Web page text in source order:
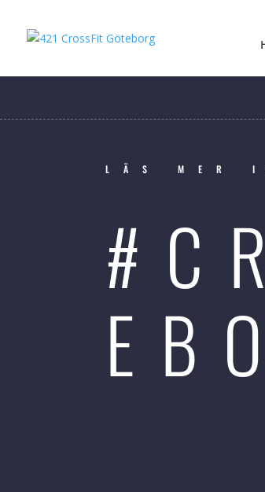
LÄS MER